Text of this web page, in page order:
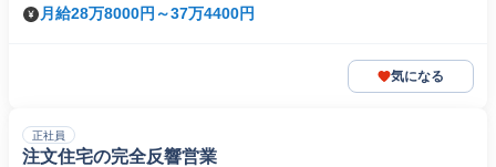
月給28万8000円～37万4400円
気になる
正社員
注文住宅の完全反響営業